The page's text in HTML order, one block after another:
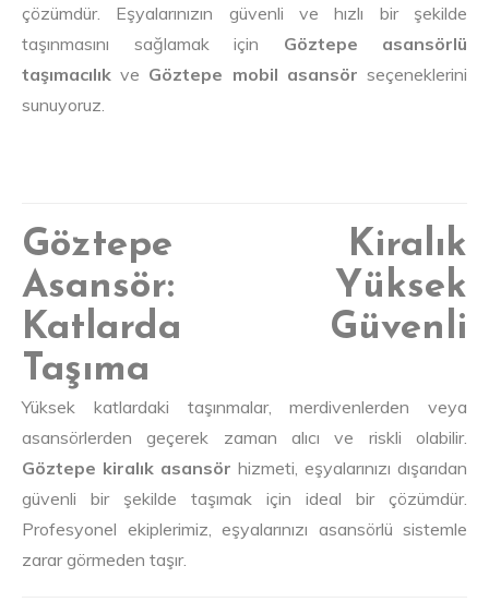
çözümdür. Eşyalarınızın güvenli ve hızlı bir şekilde
taşınmasını sağlamak için Göztepe asansörlü
taşımacılık ve Göztepe mobil asansör seçeneklerini
sunuyoruz.
Göztepe Kiralık
Asansör: Yüksek
Katlarda Güvenli
Taşıma
Yüksek katlardaki taşınmalar, merdivenlerden veya
asansörlerden geçerek zaman alıcı ve riskli olabilir.
Göztepe kiralık asansör hizmeti, eşyalarınızı dışarıdan
güvenli bir şekilde taşımak için ideal bir çözümdür.
Profesyonel ekiplerimiz, eşyalarınızı asansörlü sistemle
zarar görmeden taşır.